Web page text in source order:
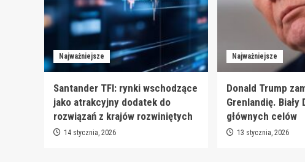
Najważniejsze
Santander TFI: rynki wschodzące
jako atrakcyjny dodatek do
rozwiązań z krajów rozwiniętych
14 stycznia, 2026
Najważniejsze
Donald Trump
Grenlandię. Biały
głównych celów
13 stycznia, 2026